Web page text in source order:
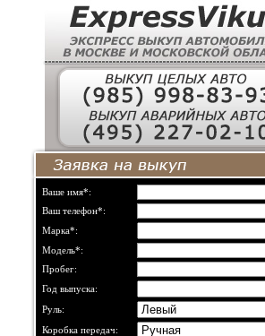
Ваше имя*:
Ваш телефон*:
Марка*:
Модель*:
Пробег:
Год выпуска:
Руль:
Коробка передач: